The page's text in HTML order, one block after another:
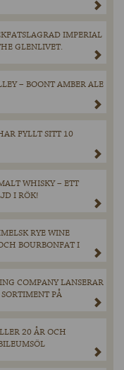
IMPERIAL
GLENLIVET.
– BOONT AMBER ALE
FYLLT SITT 10
WHISKY – ETT
I RÖK!
RYE WINE
BOURBONFAT I
COMPANY LANSERAR
PÅ
20 ÅR OCH